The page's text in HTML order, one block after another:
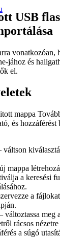
USB
jához és
el.
mappa
és
mappa
a keresési
a
meg
rácsos
a súgó